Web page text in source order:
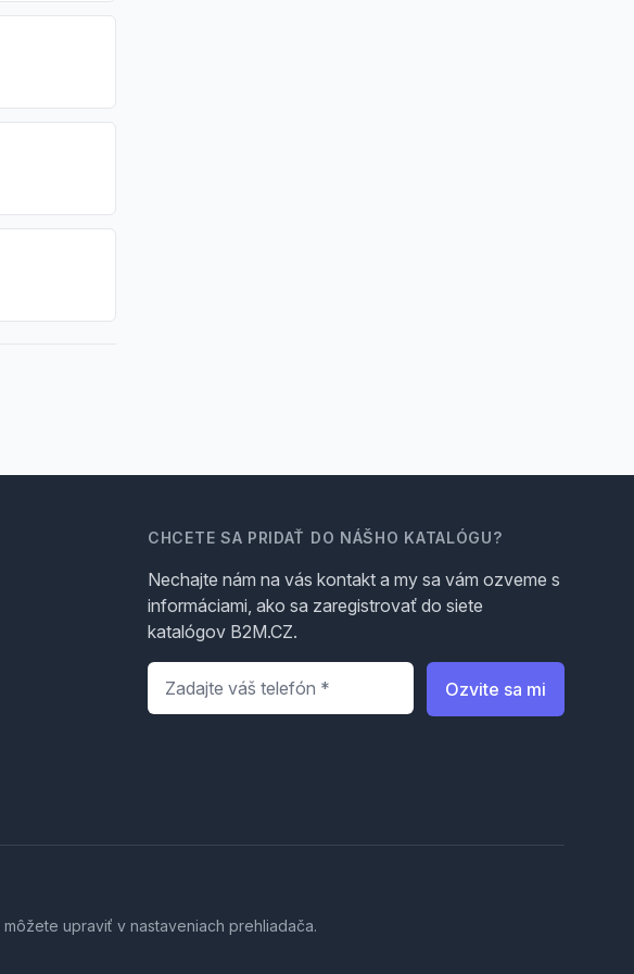
CHCETE SA PRIDAŤ DO NÁŠHO KATALÓGU?
Nechajte nám na vás kontakt a my sa vám ozveme s
informáciami, ako sa zaregistrovať do siete
katalógov B2M.CZ.
Telefón
Ozvite sa mi
upraviť v nastaveniach prehliadača.